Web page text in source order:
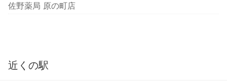
佐野薬局 原の町店
近くの駅